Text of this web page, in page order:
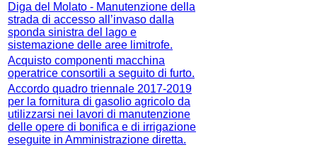
Diga del Molato - Manutenzione della
strada di accesso all’invaso dalla
sponda sinistra del lago e
sistemazione delle aree limitrofe.
Acquisto componenti macchina
operatrice consortili a seguito di furto.
Accordo quadro triennale 2017-2019
per la fornitura di gasolio agricolo da
utilizzarsi nei lavori di manutenzione
delle opere di bonifica e di irrigazione
eseguite in Amministrazione diretta.